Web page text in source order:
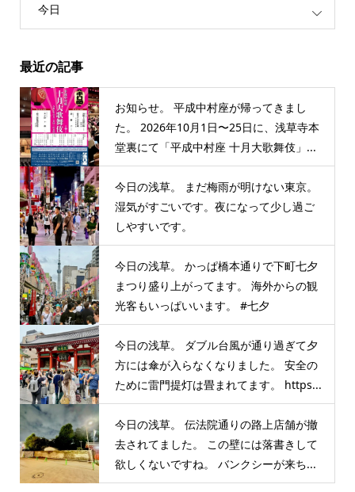
今日
最近の記事
お知らせ。 平成中村座が帰ってきまし
た。 2026年10月1日〜25日に、浅草寺本
堂裏にて「平成中村座 十月大歌舞伎」...
今日の浅草。 まだ梅雨が明けない東京。
湿気がすごいです。夜になって少し過ご
しやすいです。
今日の浅草。 かっぱ橋本通りで下町七夕
まつり盛り上がってます。 海外からの観
光客もいっぱいいます。 #七夕
今日の浅草。 ダブル台風が通り過ぎて夕
方には傘が入らなくなりました。 安全の
ために雷門提灯は畳まれてます。 https...
今日の浅草。 伝法院通りの路上店舗が撤
去されてました。 この壁には落書きして
欲しくないですね。 バンクシーが来ち...